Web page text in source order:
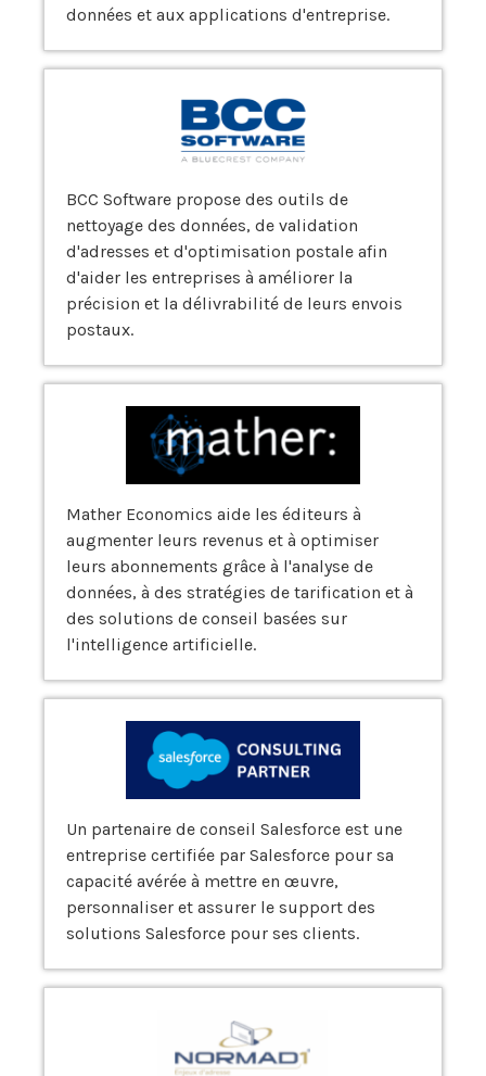
données et aux applications d'entreprise.
BCC Software propose des outils de
nettoyage des données, de validation
d'adresses et d'optimisation postale afin
d'aider les entreprises à améliorer la
précision et la délivrabilité de leurs envois
postaux.
Mather Economics aide les éditeurs à
augmenter leurs revenus et à optimiser
leurs abonnements grâce à l'analyse de
données, à des stratégies de tarification et à
des solutions de conseil basées sur
l'intelligence artificielle.
Un partenaire de conseil Salesforce est une
entreprise certifiée par Salesforce pour sa
capacité avérée à mettre en œuvre,
personnaliser et assurer le support des
solutions Salesforce pour ses clients.